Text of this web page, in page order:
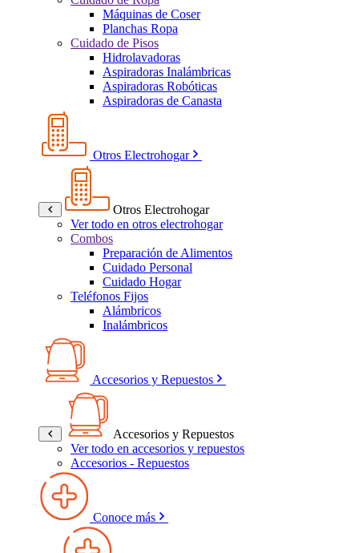
Máquinas de Coser
Planchas Ropa
Cuidado de Pisos
Hidrolavadoras
Aspiradoras Inalámbricas
Aspiradoras Robóticas
Aspiradoras de Canasta
Otros Electrohogar
Otros Electrohogar
Ver todo en otros electrohogar
Combos
Preparación de Alimentos
Cuidado Personal
Cuidado Hogar
Teléfonos Fijos
Alámbricos
Inalámbricos
Accesorios y Repuestos
Accesorios y Repuestos
Ver todo en accesorios y repuestos
Accesorios - Repuestos
Conoce más